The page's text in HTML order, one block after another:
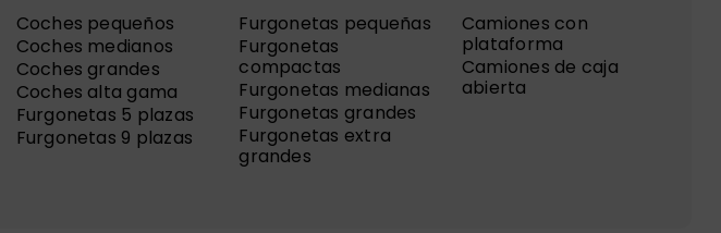
Coches pequeños
Coches medianos
Coches grandes
Coches alta gama
Furgonetas 5 plazas
Furgonetas 9 plazas
Furgonetas pequeñas
Furgonetas
compactas
Furgonetas medianas
Furgonetas grandes
Furgonetas extra
grandes
Camiones con
plataforma
Camiones de caja
abierta